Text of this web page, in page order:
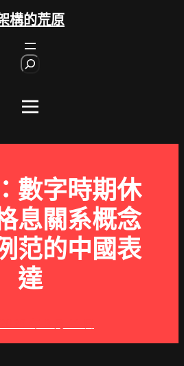
構的荒原
數字時期休
息關系概念
范的中國表
達